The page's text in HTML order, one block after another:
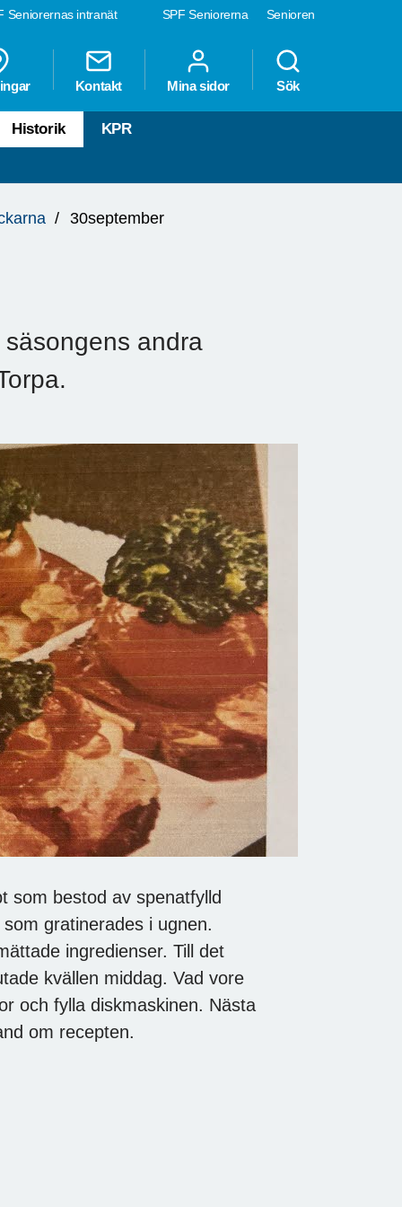
SPF Seniorerna Senioren
Seniorernas intranät
Kontakt Mina sidor Sök
Historik KPR
30september
andra
som bestod av spenatfylld
gratinerades i ugnen.
ingredienser. Till det
kvällen middag. Vad vore
och fylla diskmaskinen. Nästa
om recepten.